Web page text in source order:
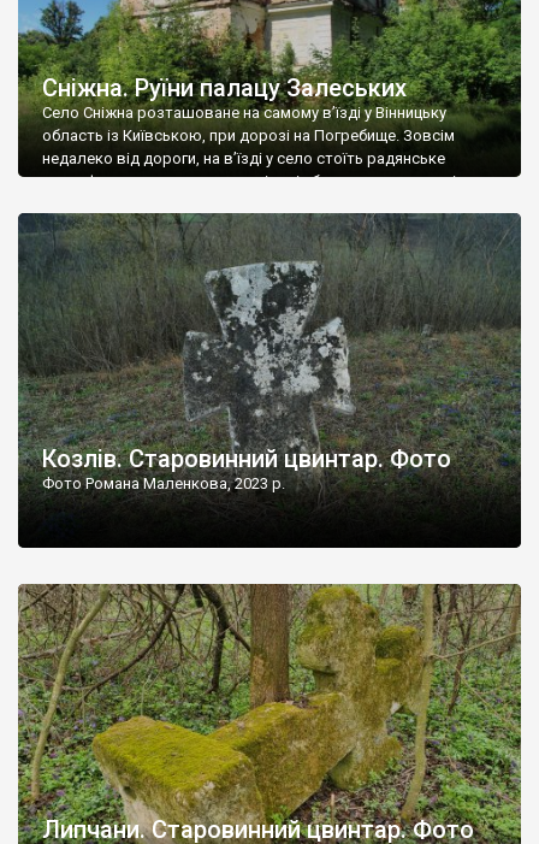
Сніжна. Руїни палацу Залеських
Село Сніжна розташоване на самому в’їзді у Вінницьку
область із Київською, при дорозі на Погребище. Зовсім
недалеко від дороги, на в’їзді у село стоїть радянське
рельєфне пано, яке показує жінку і яблуню, а трохи далі, десь
не видно, але видно дві стареньких колії у траві – […]
Козлів. Старовинний цвинтар. Фото
Фото Романа Маленкова, 2023 р.
Липчани. Старовинний цвинтар. Фото